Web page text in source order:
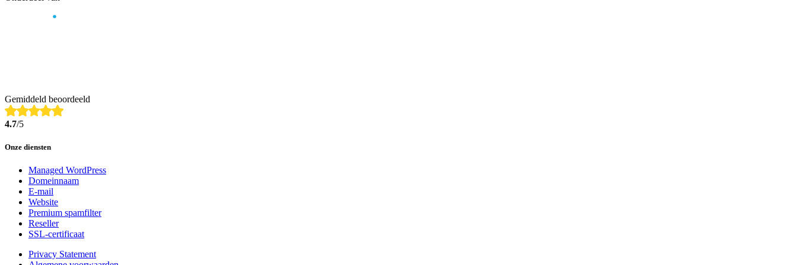
Gemiddeld beoordeeld
4.7/5
Onze diensten
Managed WordPress
Domeinnaam
E-mail
Website
Premium spamfilter
Reseller
SSL-certificaat
Privacy Statement